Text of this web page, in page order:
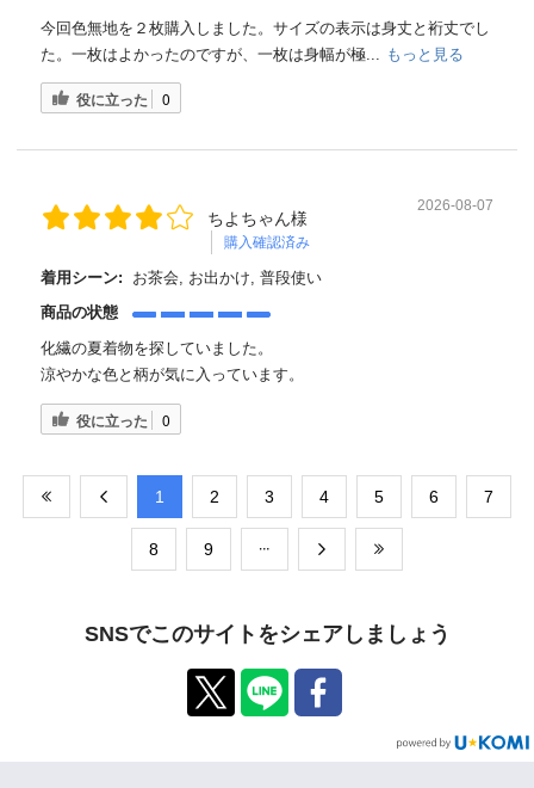
今回色無地を２枚購入しました。サイズの表示は身丈と裄丈でし
た。一枚はよかったのですが、一枚は身幅が極...
もっと見る
役に立った 0
ちよちゃん様
購入確認済み
2026-08-07
着用シーン:
お茶会, お出かけ, 普段使い
商品の状態
化繊の夏着物を探していました。
涼やかな色と柄が気に入っています。
役に立った 0
​1 ​2 ​3 ​4 ​5 ​6 ​7
​8 ​9
SNSでこのサイトをシェアしましょう